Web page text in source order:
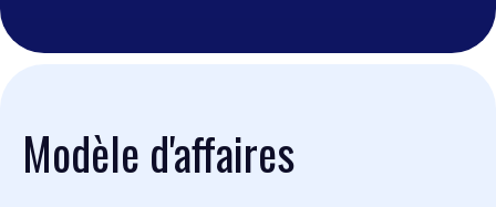
Modèle d'affaires